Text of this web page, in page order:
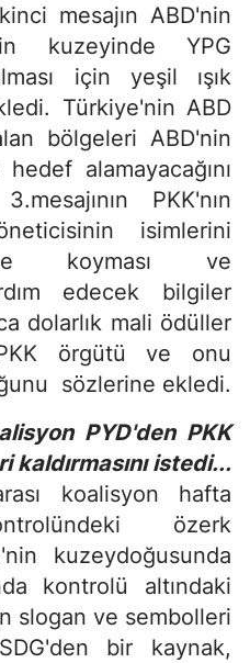
mesajın ABD'nin
kuzeyinde YPG
için yeşil ışık
Türkiye'nin ABD
bölgeleri ABD'nin
hedef alamayacağını
PKK'nın
isimlerini
koyması ve
edecek bilgiler
dolarlık mali ödüller
örgütü ve onu
sözlerine ekledi.
PYD'den PKK
kaldırmasını istedi...
koalisyon hafta
özerk
kuzeydoğusunda
kontrolü altındaki
slogan ve sembolleri
bir kaynak,